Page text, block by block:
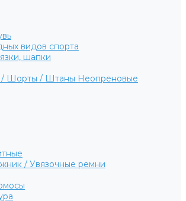
видов спорта
шапки
/ Шорты / Штаны Неопреновые
/ Увязочные ремни